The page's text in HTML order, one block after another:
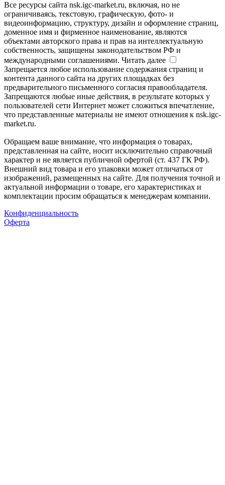
Все ресурсы сайта nsk.igc-market.ru, включая, но не
ограничиваясь, текстовую, графическую, фото- и
видеоинформацию, структуру, дизайн и оформление страниц,
доменное имя и фирменное наименование, являются
объектами авторского права и прав на интеллектуальную
собственность, защищены законодательством РФ и
международными соглашениями. Читать далее
Запрещается любое использование содержания страниц и
контента данного сайта на других площадках без
предварительного письменного согласия правообладателя.
Запрещаются любые иные действия, в результате которых у
пользователей сети Интернет может сложиться впечатление,
что представленные материалы не имеют отношения к nsk.igc-
market.ru.
Обращаем ваше внимание, что информация о товарах,
представленная на сайте, носит исключительно справочный
характер и не является публичной офертой (ст. 437 ГК РФ).
Внешний вид товара и его упаковки может отличаться от
изображений, размещенных на сайте. Для получения точной и
актуальной информации о товаре, его характеристиках и
комплектации просим обращаться к менеджерам компании.
Конфиденциальность
Оферта